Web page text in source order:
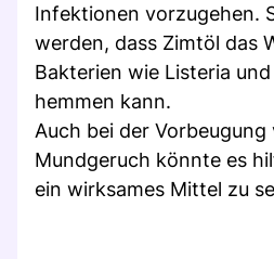
Infektionen vorzugehen.
werden, dass Zimtöl das
Bakterien wie Listeria und
hemmen kann.
Auch bei der Vorbeugung
Mundgeruch könnte es
ein wirksames Mittel zu